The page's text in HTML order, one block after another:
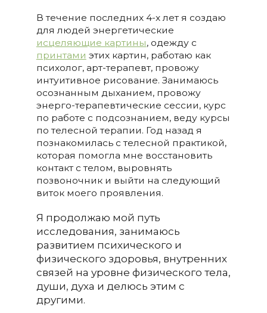
В течение последних 4-х лет я создаю
для людей энергетические
исцеляющие картины, одежду с
принтами этих картин, работаю как
психолог, арт-терапевт, провожу
интуитивное рисование. Занимаюсь
осознанным дыханием, провожу
энерго-терапевтические сессии, курс
по работе с подсознанием, веду курсы
по телесной терапии. Год назад я
познакомилась с телесной практикой,
которая помогла мне восстановить
контакт с телом, выровнять
позвоночник и выйти на следующий
виток моего проявления.
Я продолжаю мой путь
исследования, занимаюсь
развитием психического и
физического здоровья, внутренних
связей на уровне физического тела,
души, духа и делюсь этим с
другими.